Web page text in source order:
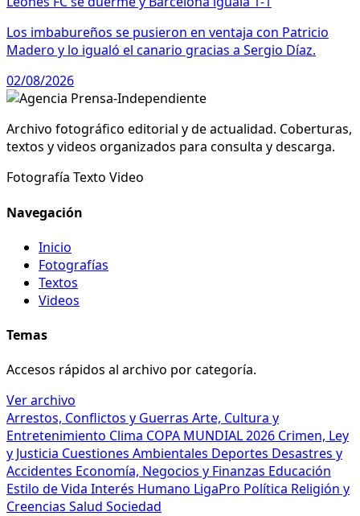
Los imbabureños se pusieron en ventaja con Patricio
Madero y lo igualó el canario gracias a Sergio Díaz.
02/08/2026
Archivo fotográfico editorial y de actualidad. Coberturas,
textos y videos organizados para consulta y descarga.
Fotografía Texto Video
Navegación
Inicio
Fotografías
Textos
Videos
Temas
Accesos rápidos al archivo por categoría.
Ver archivo
Arrestos, Conflictos y Guerras Arte, Cultura y
Entretenimiento Clima COPA MUNDIAL 2026 Crimen, Ley
y Justicia Cuestiones Ambientales Deportes Desastres y
Accidentes Economía, Negocios y Finanzas Educación
Estilo de Vida Interés Humano LigaPro Política Religión y
Creencias Salud Sociedad